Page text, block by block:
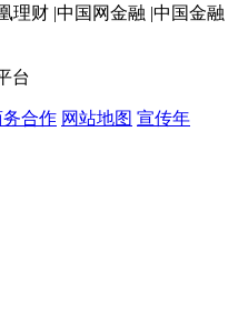
理财 |中国网金融 |中国金融
台
务合作 网站地图 宣传年